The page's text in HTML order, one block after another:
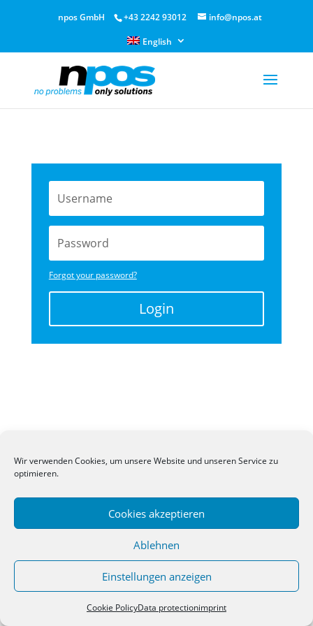
Wir verwenden Cookies, um unsere Website und unseren Service zu
optimieren.
Cookies akzeptieren
Ablehnen
Einstellungen anzeigen
Cookie PolicyData protectionimprint
npos GmbH +43 2242 93012 info@npos.at
English
Forgot your password?
Login
Npos help
Help for npos customers on our support page.
Deutsch English